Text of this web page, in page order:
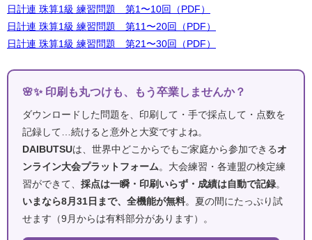
日計連 珠算1級 練習問題 第1〜10回（PDF）
日計連 珠算1級 練習問題 第11〜20回（PDF）
日計連 珠算1級 練習問題 第21〜30回（PDF）
🌸✨ 印刷も丸つけも、もう卒業しませんか？
ダウンロードした問題を、印刷して・手で採点して・点数を
記録して…続けると意外と大変ですよね。
DAIBUTSUは、世界中どこからでもご家庭から参加できるオ
ンライン大会プラットフォーム 。大会練習・各連盟の検定練
習ができて、 採点は一瞬・印刷いらず・成績は自動で記録。
いまなら8月31日まで、全機能が無料。夏の間にたっぷり試
せます（9月からは有料部分があります）。